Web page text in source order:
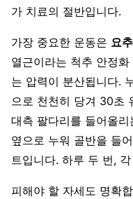
가 치료의 절반입니다.
가장 중요한 운동은 요
열근이라는 척추 안정
는 압력이 분산됩니다.
으로 천천히 당겨 30초
대측 팔다리를 들어올
옆으로 누워 골반을 들
트입니다. 하루 두 번,
피해야 할 자세도 명확